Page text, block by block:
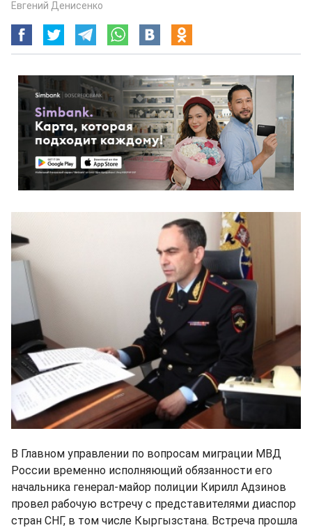
Евгений Денисенко
В Главном управлении по вопросам миграции МВД
России временно исполняющий обязанности его
начальника генерал-майор полиции Кирилл Адзинов
провел рабочую встречу с представителями диаспор
стран СНГ, в том числе Кыргызстана. Встреча прошла